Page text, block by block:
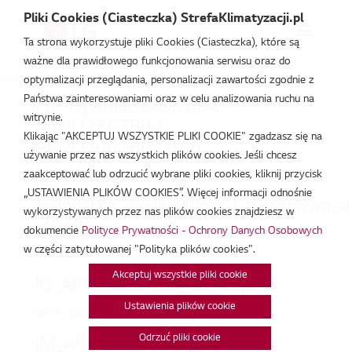
Strefa Klimatyzacji /ARNU24GTBB4
[TP-B] ARNU24GTBB4,
ARNU28GTBB4,
ARNU30GTBB4.dwg
lut 19, 2026
str.pdf
lut 19, 2026
IO_ARNUxxGTBB4_Polish.pdf
IM_ARNUxxGTBB4_Polish.pdf
Pliki Cookies (Ciasteczka) StrefaKlimatyzacji.pl
Ta strona wykorzystuje pliki Cookies (Ciasteczka), które są
ważne dla prawidłowego funkcjonowania serwisu oraz do
optymalizacji przeglądania, personalizacji zawartości zgodnie z
Państwa zainteresowaniami oraz w celu analizowania ruchu na
witrynie.
Klikając "AKCEPTUJ WSZYSTKIE PLIKI COOKIE" zgadzasz się na
używanie przez nas wszystkich plików cookies. Jeśli chcesz
zaakceptować lub odrzucić wybrane pliki cookies, kliknij przycisk
„USTAWIENIA PLIKÓW COOKIES”. Więcej informacji odnośnie
wykorzystywanych przez nas plików cookies znajdziesz w
dokumencie Polityce Prywatności - Ochrony Danych Osobowych
w części zatytułowanej "Polityka plików cookies".
Akceptuj wszystkie pliki cookie
Ustawienia plików cookie
Odrzuć pliki cookie